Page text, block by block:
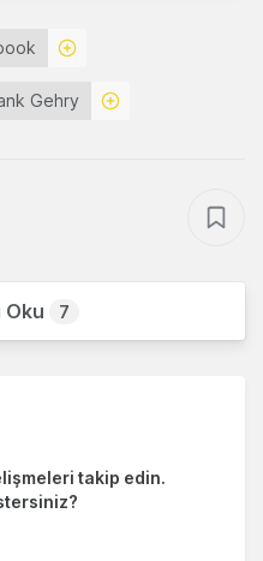
Gehry
Oku 7
takip edin.